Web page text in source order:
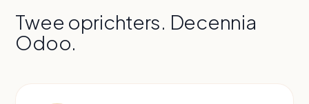
Twee oprichters. Decennia
Odoo.